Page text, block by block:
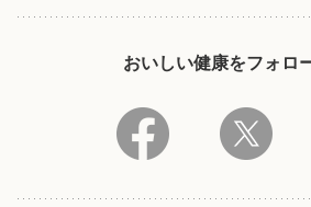
おいしい健康をフォロ